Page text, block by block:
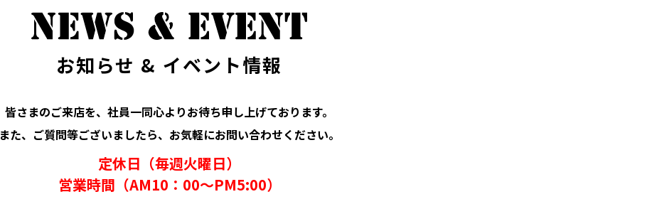
お知らせ & イベント情報
皆さまのご来店を、社員一同心よりお待ち申し上げております。
また、ご質問等ございましたら、お気軽にお問い合わせください。
定休日（毎週火曜日）
営業時間（AM10：00～PM5:00）